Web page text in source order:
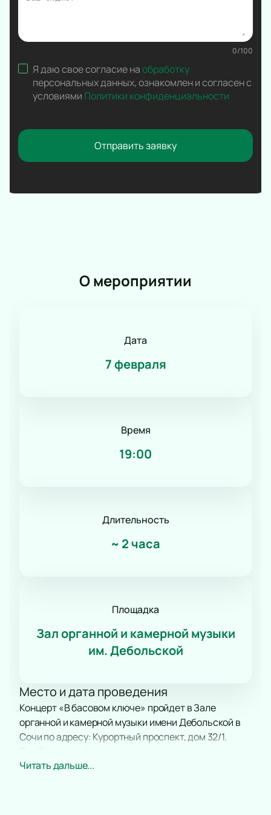
Народная песня
Comedy Club
0/100
Я даю свое согласие наобработку
персональных данных,ознакомлен и согласен с
условиями Политики конфиденциальности
Отправить заявку
О мероприятии
Дата
7 февраля
Время
19:00
Длительность
~ 2 часа
Площадка
Зал органной и камерной музыки
им. Дебольской
Место и дата проведения
Концерт «В басовом ключе» пройдет в Зале
органной и камерной музыки имени Дебольской в
Сочи по адресу: Курортный проспект, дом 32/1.
каждому насладиться живым выступлением.
Читать дальше...